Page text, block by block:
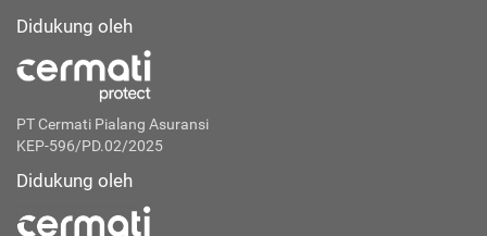
Didukung oleh
PT Cermati Pialang Asuransi
KEP-596/PD.02/2025
Didukung oleh